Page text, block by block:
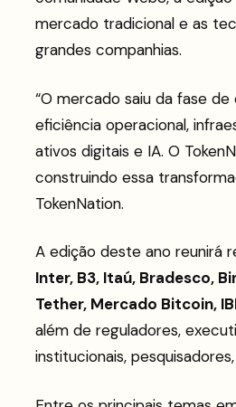
mercado tradicional e as
grandes companhias.
“O mercado saiu da fase
eficiência operacional,
ativos digitais e IA. O
construindo essa
TokenNation.
A edição deste ano reunirá
Inter, B3, Itaú, Bradesco,
Tether, Mercado Bitcoin,
além de reguladores,
institucionais,